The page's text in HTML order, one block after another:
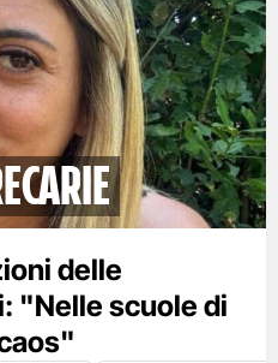
delle
"Nelle scuole di